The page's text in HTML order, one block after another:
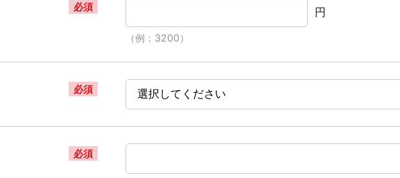
必須 円
（例：3200）
必須
必須